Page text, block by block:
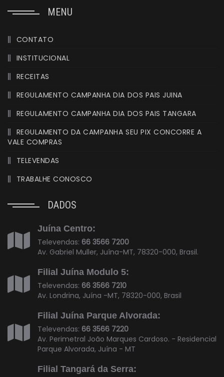
MENU
CONTATO
INSTITUCIONAL
RECEITAS
REGULAMENTO CAMPANHA DIA DOS PAIS JUINA
REGULAMENTO CAMPANHA DIA DOS PAIS TANGARA
REGULAMENTO DA CAMPANHA SEU PIX CONCORRE A
VALE COMPRAS
TELEVENDAS
TRABALHE CONOSCO
DADOS
Juína Centro:
Televendas: 66 3566 7200
Av. Gabriel Muller, Juína-MT, 78320-000, Brasil.
Filial Juína Modulo 5:
Televendas: 66 3566 7210
Av. Londrina, Juína -MT, 78320-000, Brasil
Filial Juína Parque Alvorada:
Televendas: 66 3566 7220
Av. Perimetral João Marques Cardoso. - Residencial
Parque Alvorada, Juína - MT
Filial Tangará da Serra: